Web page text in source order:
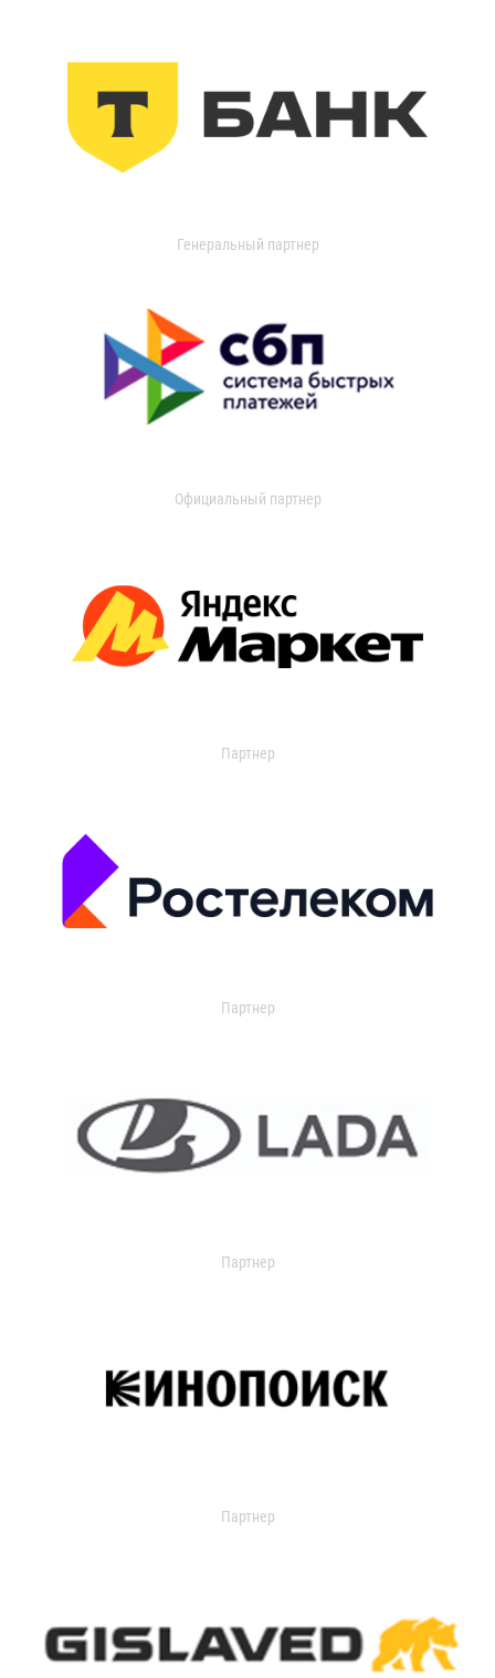
Генеральный партнер
Официальный партнер
Партнер
Партнер
Партнер
Партнер